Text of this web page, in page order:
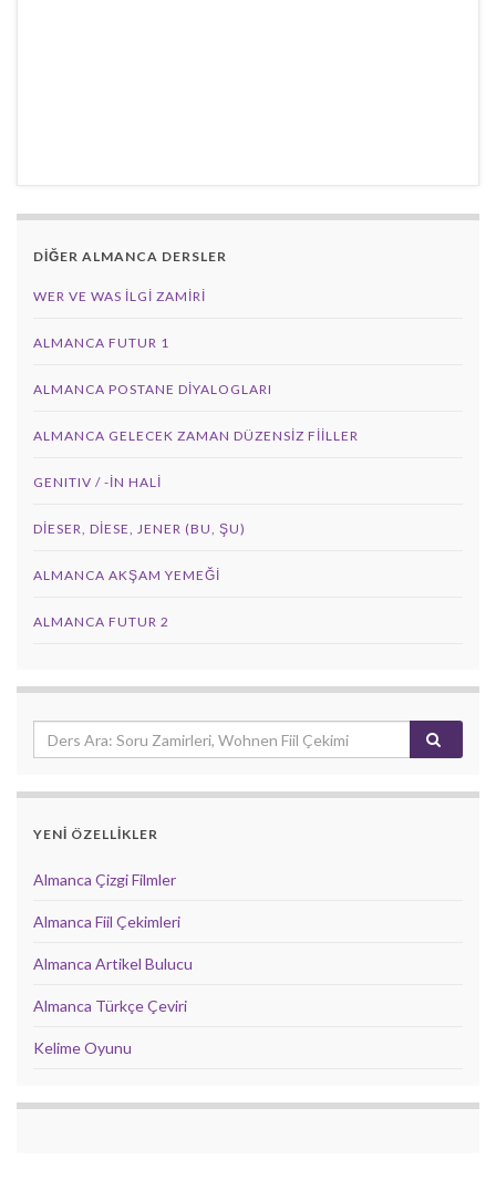
DİĞER ALMANCA DERSLER
WER VE WAS ILGI ZAMIRI
ALMANCA FUTUR 1
ALMANCA POSTANE DIYALOGLARI
ALMANCA GELECEK ZAMAN DÜZENSIZ FIILLER
GENITIV / -İN HALİ
DIESER, DIESE, JENER (BU, ŞU)
ALMANCA AKŞAM YEMEĞI
ALMANCA FUTUR 2
YENİ ÖZELLİKLER
Almanca Çizgi Filmler
Almanca Fiil Çekimleri
Almanca Artikel Bulucu
Almanca Türkçe Çeviri
Kelime Oyunu